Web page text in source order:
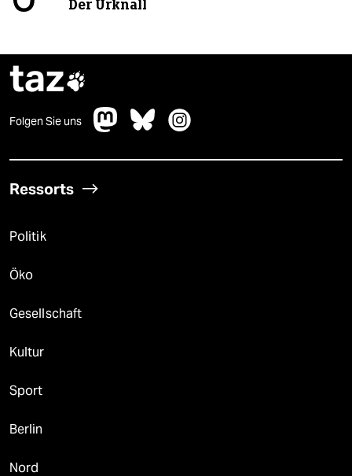
Der Urknall
taz
Folgen Sie uns
Ressorts
Politik
Öko
Gesellschaft
Kultur
Sport
Berlin
Nord